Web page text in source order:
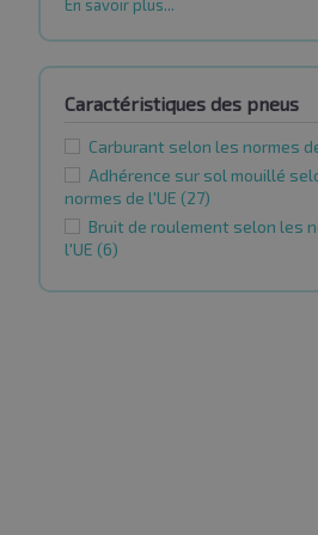
En savoir plus...
Caractéristiques des pneus
Carburant selon les normes
Adhérence sur sol mouillé
normes de l'UE (27)
Bruit de roulement selon les
l'UE (6)